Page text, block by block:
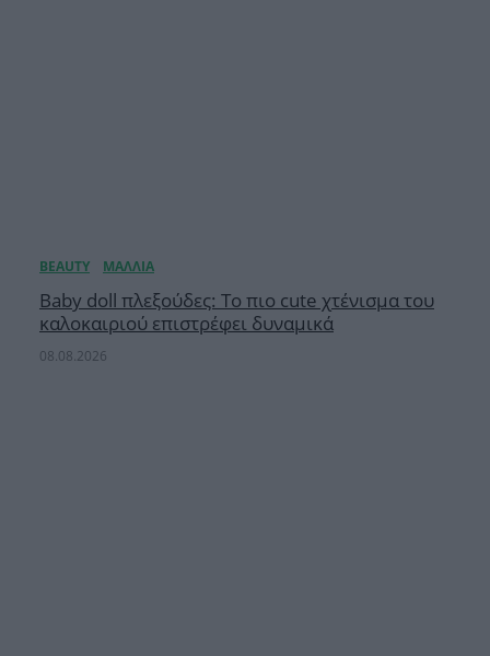
Baby doll πλεξούδες: Το πιο cute χτένισμα του
καλοκαιριού επιστρέφει δυναμικά
08.08.2026